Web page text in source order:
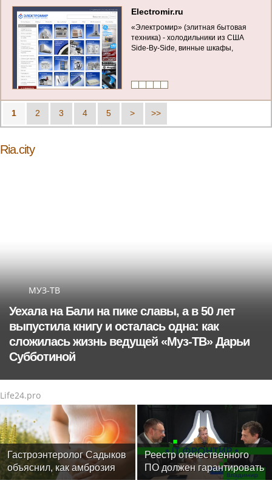
Electromir.ru
«Электромир» (элитная бытовая
техника) - холодильники из США
Side-By-Side, винные шкафы,
встроенная техника Smeg,
кондиционеры GE
1 2 3 4 5 > >>
Ria.city
МУЗ-ТВ
Уехала на Бали на пике славы, а в 50 лет
выпустила книгу и осталась одна: как
сложилась жизнь ведущей «Муз-ТВ» Дарьи
Субботиной
Life24.pro
Гастроэнтеролог Садыков
объяснил, как амброзия
Реестр отечественного
ПО должен гарантировать